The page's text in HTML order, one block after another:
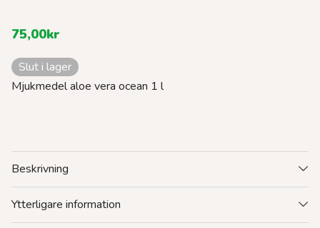
75,00kr
Slut i lager
Mjukmedel aloe vera ocean 1 l
Beskrivning
Ytterligare information